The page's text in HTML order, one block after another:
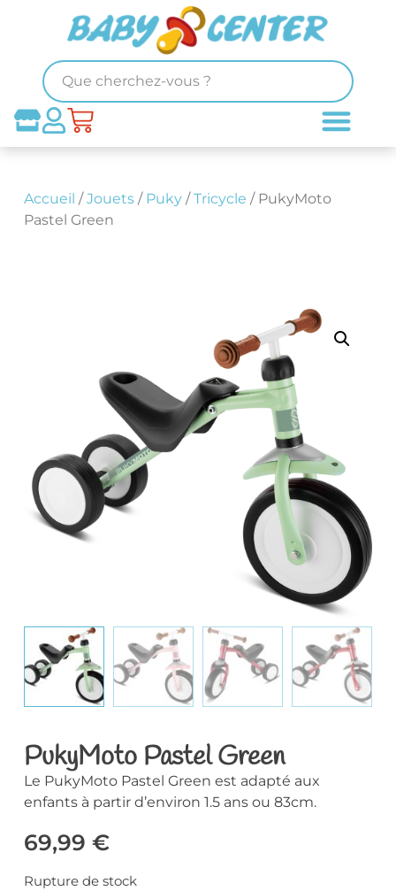
Accueil /Jouets/ Puky/Tricycle / PukyMoto
Pastel Green
PukyMoto Pastel Green
Le PukyMoto Pastel Green est adapté aux
enfants à partir d’environ 1.5 ans ou 83cm.
69,99 €
Rupture de stock